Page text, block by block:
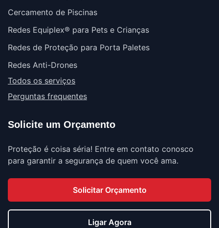
Cercamento de Piscinas
Redes Equiplex® para Pets e Crianças
Redes de Proteção para Porta Paletes
Redes Anti-Drones
Todos os serviços
Perguntas frequentes
Solicite um Orçamento
Proteção é coisa séria! Entre em contato conosco
para garantir a segurança de quem você ama.
Solicitar Orçamento
Ligar Agora